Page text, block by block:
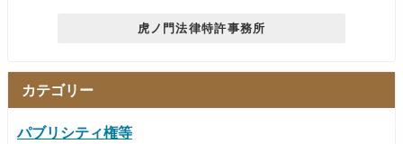
虎ノ門法律特許事務所
カテゴリー
パブリシティ権等